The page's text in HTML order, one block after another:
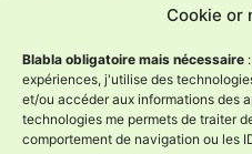
Cookie or
Blabla obligatoire mais nécessaire
expériences, j'utilise des
et/ou accéder aux informations des
technologies me permets de traiter
comportement de navigation ou les
Avis Google
L'Âne à Nath
4.9